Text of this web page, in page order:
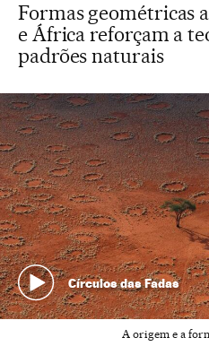
Formas geométricas
e África reforçam a
padrões naturais
Círculos das Fadas
A origem e a